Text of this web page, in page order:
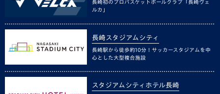
長崎初のプロバスケットボールクラブ「長崎ヴェ
ルカ」
長崎スタジアムシティ
長崎駅から徒歩約10分！サッカースタジアムを中
心とした大型複合施設
スタジアムシティホテル長崎